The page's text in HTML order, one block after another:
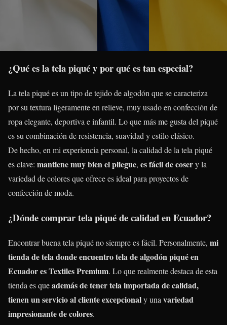
¿Qué es la tela piqué y por qué es tan especial?
La tela piqué es un tipo de tejido de algodón que se caracteriza
por su textura ligeramente en relieve, muy usado en confección de
ropa elegante, deportiva e infantil. Lo que más me gusta del piqué
es su combinación de resistencia, suavidad y estilo clásico.
De hecho, en mi experiencia personal, la calidad de la tela piqué
es clave: mantiene muy bien el pliegue, es fácil de cosery la
variedad de colores que ofrece es ideal para proyectos de
confección de moda.
¿Dónde comprar tela piqué de calidad en Ecuador?
Encontrar buena tela piqué no siempre es fácil. Personalmente, mi
tienda de tela donde encuentro tela de algodón piqué en
Ecuador es Textiles Premium. Lo que realmente destaca de esta
tienda es queademás de tener tela importada de calidad,
tienen un servicio al cliente excepcionaly una variedad
impresionante de colores.